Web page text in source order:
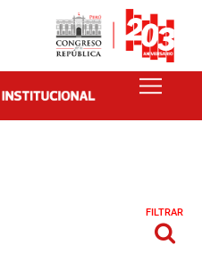
FILTRAR